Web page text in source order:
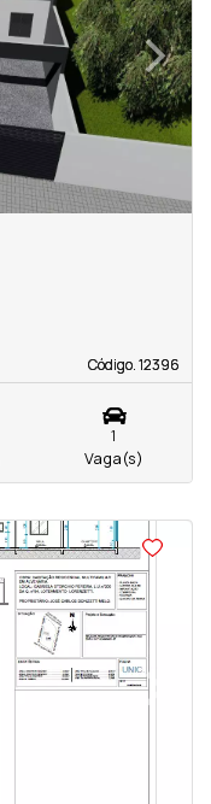
›
Next
Código. 12396
Código. 12396
1
Vaga(s)
›